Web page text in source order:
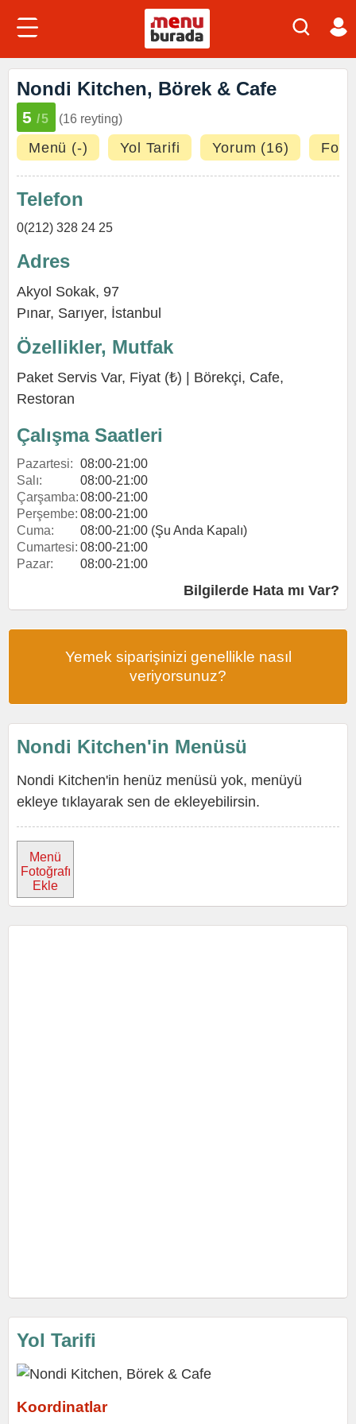
Nondi Kitchen, Börek & Cafe
5 /5 (16 reyting)
Menü (-) Yol Tarifi Yorum (16)
Telefon
0(212) 328 24 25
Adres
Akyol Sokak, 97
Pınar, Sarıyer, İstanbul
Özellikler, Mutfak
Paket Servis Var, Fiyat (₺) | Börekçi, Cafe,
Restoran
Çalışma Saatleri
Pazartesi: 08:00-21:00
Salı:
08:00-21:00
Çarşamba:08:00-21:00
Perşembe: 08:00-21:00
Cuma:
08:00-21:00 (Şu Anda Kapalı)
Cumartesi: 08:00-21:00
Pazar:
08:00-21:00
Bilgilerde Hata mı Var?
Yemek siparişinizi genellikle nasıl
veriyorsunuz?
Nondi Kitchen'in Menüsü
Nondi Kitchen'in henüz menüsü yok, menüyü
ekleye tıklayarak sen de ekleyebilirsin.
Menü
Fotoğrafı
Ekle
Yol Tarifi
Koordinatlar